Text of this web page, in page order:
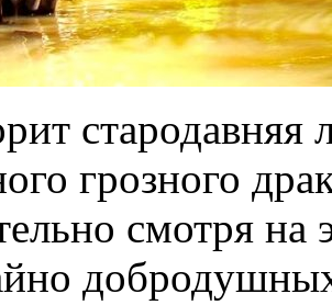
стародавняя
грозного
смотря